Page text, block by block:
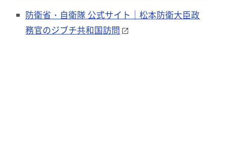
防衛省・自衛隊 公式サイト｜松本防衛大臣政
務官のジブチ共和国訪問